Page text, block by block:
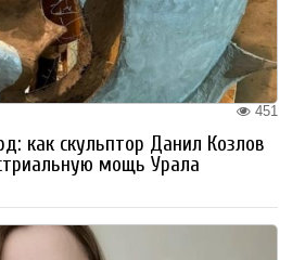
451
как скульптор Данил Козлов
мощь Урала